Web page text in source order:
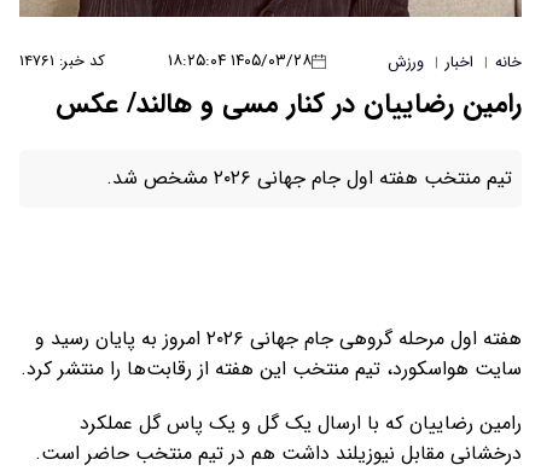
خانه | اخبار | ورزش ۱۴۰۵/۰۳/۲۸ ۱۸:۲۵:۰۴ کد خبر: ۱۴۷۶۱
رامین رضاییان در کنار مسی و هالند/ عکس
تیم منتخب هفته اول جام جهانی ۲۰۲۶ مشخص شد.
هفته اول مرحله گروهی جام جهانی ۲۰۲۶ امروز به پایان رسید و
سایت هواسکورد، تیم منتخب این هفته از رقابت‌ها را منتشر کرد.
رامین رضاییان که با ارسال یک گل و یک پاس گل عملکرد
درخشانی مقابل نیوزیلند داشت هم در تیم منتخب حاضر است.